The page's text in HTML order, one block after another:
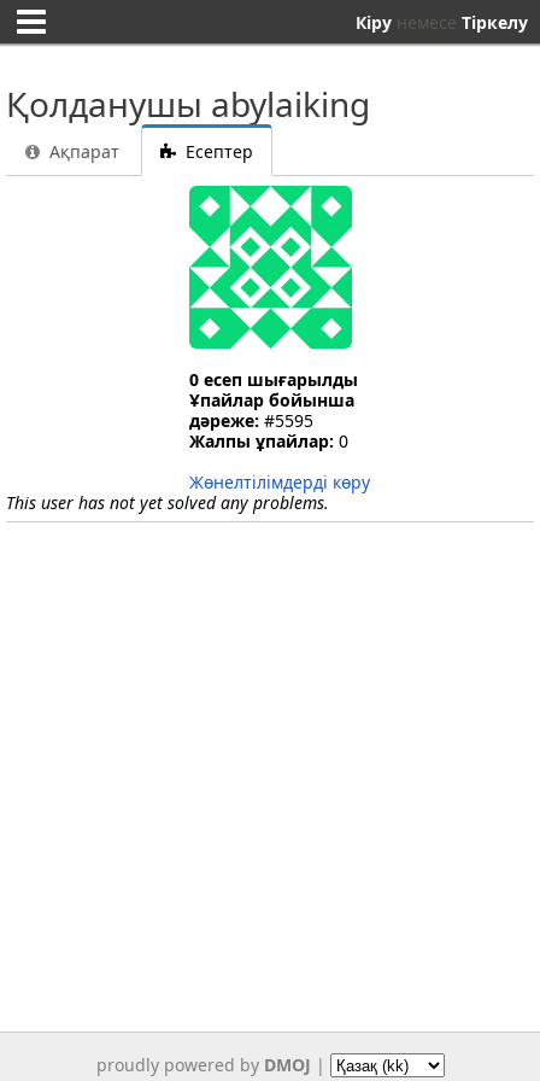
Кіру немесе Тіркелу
Қолданушы abylaiking
Ақпарат Есептер
0 есеп шығарылды
Ұпайлар бойынша
дәреже: #5595
Жалпы ұпайлар: 0
Жөнелтілімдерді көру
This user has not yet solved any problems.
proudly powered by DMOJ |